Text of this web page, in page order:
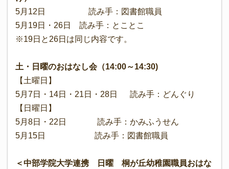
5月12日 読み手：図書館職員
5月19日・26日 読み手：とことこ
※19日と26日は同じ内容です。
土・日曜のおはなし会（14:00～14:30)
【土曜日】
5月7日・14日・21日・28日 読み手：どんぐり
【日曜日】
5月8日・22日 読み手：かみふうせん
5月15日 読み手：図書館職員
＜中部学院大学連携 日曜 桐が丘幼稚園職員おはな